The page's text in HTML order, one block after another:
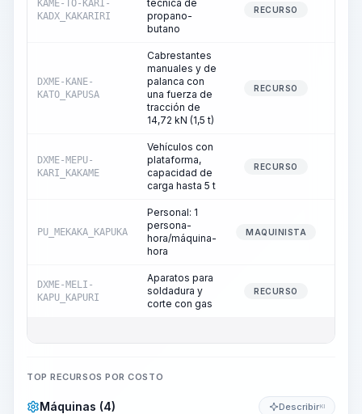
KAME-TO-KARI-
KADX_KAKARIRI
técnica de
propano-
butano
RECURSO
DXME-KANE-
KATO_KAPUSA
Cabrestantes
manuales y de
palanca con
una fuerza de
tracción de
14,72 kN (1,5 t)
RECURSO
DXME-MEPU-
KARI_KAKAME
Vehículos con
plataforma,
capacidad de
carga hasta 5 t
RECURSO
PU_MEKAKA_KAPUKA
Personal: 1
persona-
hora/máquina-
hora
MAQUINISTA
DXME-MELI-
KAPU_KAPURI
Aparatos para
soldadura y
corte con gas
RECURSO
TOP RECURSOS POR COSTO
Máquinas (4) DescribirKI